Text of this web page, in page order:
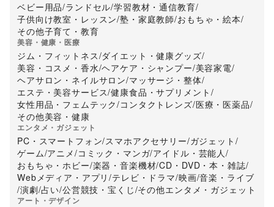
ベビー用品/ランドセル/学習教材・通信教育/
子供向け教室・レッスン/塾・家庭教師/おもちゃ・絵本/
その他子育て・教育
美容・健康・医療
ジム・フィットネス/ダイエット・健康グッズ/
美容・コスメ・香水/ヘアケア・シャンプー/美容家電/
ヘアサロン・ネイルサロン/マッサージ・整体/
エステ・美容サービス/健康食品・サプリメント /
女性用品・フェムテック/コンタクトレンズ/医療・医薬品/
その他美容・健康
エンタメ・ガジェット
PC・スマートフォン/スマホアクセサリー/ガジェット /
ゲーム/アニメ/コミック・マンガ/アイドル・芸能人/
おもちゃ・ホビー/楽器・音楽機材/CD・DVD・本・雑誌/
Webメディア・アプリ/テレビ・ドラマ/映画/音楽・ライブ
/演劇/占い/公営競技・宝くじ/その他エンタメ・ガジェット
アート・デザイン